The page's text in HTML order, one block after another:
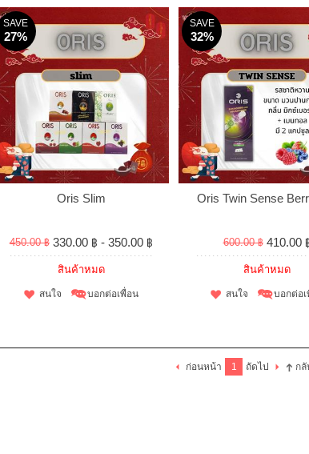
Oris Slim
450.00 ฿ 330.00 ฿ - 350.00 ฿
SAVE
27%
สินค้าหมด
สนใจ บอกต่อเพื่อน
Oris Twin Sense
600.00 ฿ 410.00
SAVE
32%
สินค้าหมด
สนใจ บอกต่อ
ก
ก่อนหน้า 1 ถัดไป